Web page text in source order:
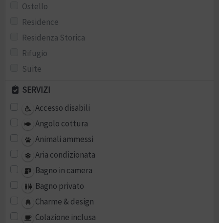
Ostello
Residence
Residenza Storica
Rifugio
Suite
SERVIZI
Accesso disabili
Angolo cottura
Animali ammessi
Aria condizionata
Bagno in camera
Bagno privato
Charme & design
Colazione inclusa